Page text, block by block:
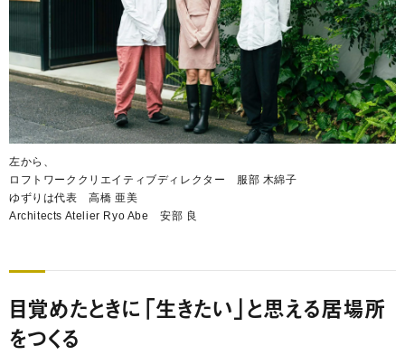
左から、
ロフトワーククリエイティブディレクター 服部 木綿子
ゆずりは代表 高橋 亜美
Architects Atelier Ryo Abe 安部 良
目覚めたときに「生きたい」と思える居場所
をつくる